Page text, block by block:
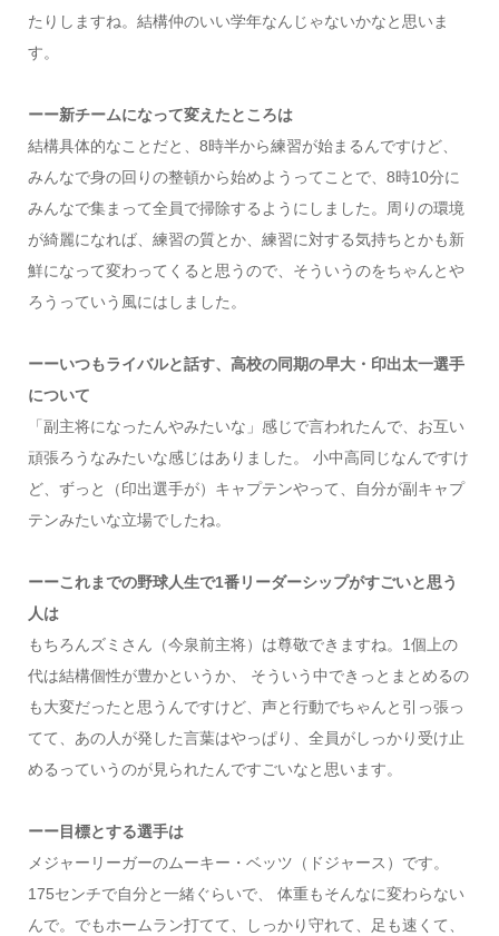
たりしますね。結構仲のいい学年なんじゃないかなと思いま
す。
ーー新チームになって変えたところは
結構具体的なことだと、8時半から練習が始まるんですけど、
みんなで身の回りの整頓から始めようってことで、8時10分に
みんなで集まって全員で掃除するようにしました。周りの環境
が綺麗になれば、練習の質とか、練習に対する気持ちとかも新
鮮になって変わってくると思うので、そういうのをちゃんとや
ろうっていう風にはしました。
ーーいつもライバルと話す、高校の同期の早大・印出太一選手
について
「副主将になったんやみたいな」感じで言われたんで、お互い
頑張ろうなみたいな感じはありました。 小中高同じなんですけ
ど、ずっと（印出選手が）キャプテンやって、自分が副キャプ
テンみたいな立場でしたね。
ーーこれまでの野球人生で1番リーダーシップがすごいと思う
人は
もちろんズミさん（今泉前主将）は尊敬できますね。1個上の
代は結構個性が豊かというか、 そういう中できっとまとめるの
も大変だったと思うんですけど、声と行動でちゃんと引っ張っ
てて、あの人が発した言葉はやっぱり、全員がしっかり受け止
めるっていうのが見られたんですごいなと思います。
ーー目標とする選手は
メジャーリーガーのムーキー・ベッツ（ドジャース）です。
175センチで自分と一緒ぐらいで、 体重もそんなに変わらない
んで。でもホームラン打てて、しっかり守れて、足も速くて、